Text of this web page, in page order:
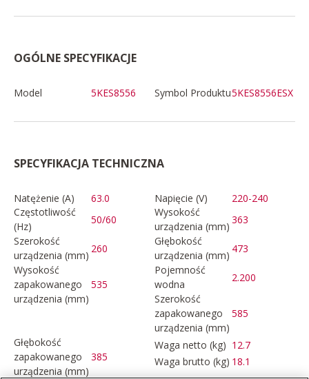
OGÓLNE SPECYFIKACJE
Model 5KES8556 Symbol Produktu5KES8556ESX
SPECYFIKACJA TECHNICZNA
Natężenie (A) 63.0 Napięcie (V)
220-240
Częstotliwość
(Hz)
50/60
Wysokość
urządzenia (mm)
363
Szerokość
urządzenia (mm)
260
Głębokość
urządzenia (mm)
473
Wysokość
zapakowanego
urządzenia (mm)
535
Pojemność
wodna
2.200
Szerokość
zapakowanego
urządzenia (mm)
585
Głębokość
zapakowanego
urządzenia (mm)
385
Waga netto (kg) 12.7
Waga brutto (kg) 18.1